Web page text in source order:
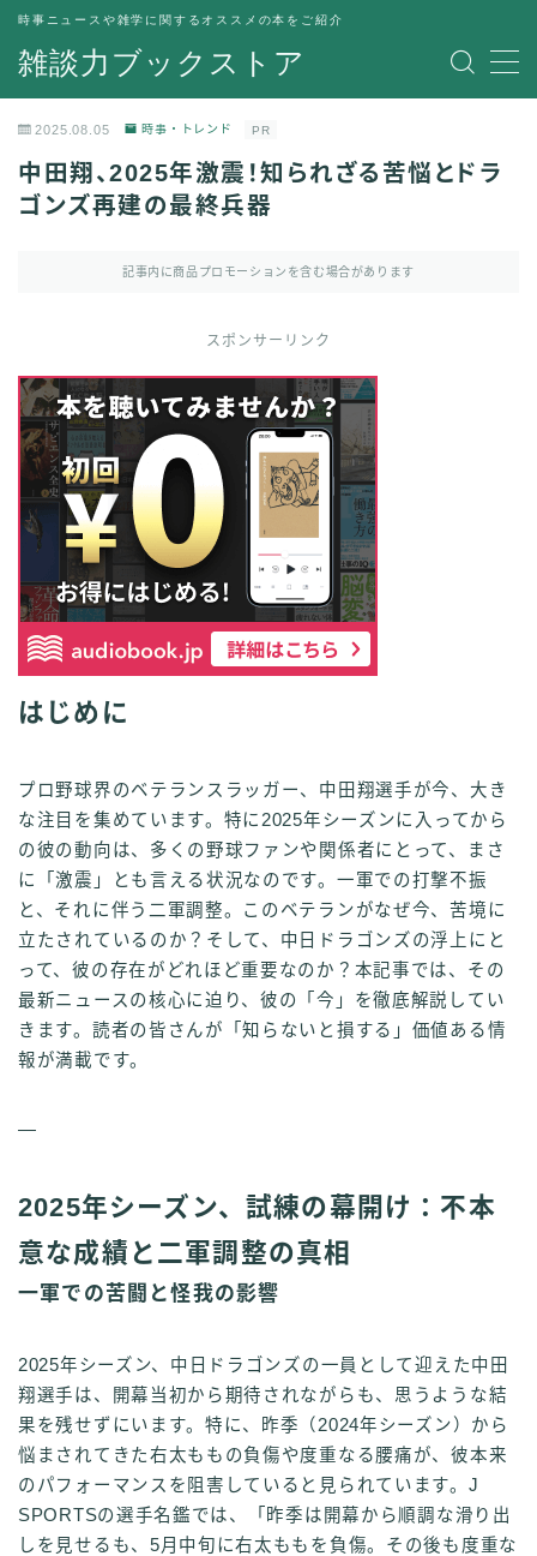
雑談力ブックストア
時事ニュースや雑学に関するオススメの本をご紹介
MENU
運営者情報
2025.08.05 時事・トレンド PR
中田翔、2025年激震！知られざる苦悩とドラ
ゴンズ再建の最終兵器
記事内に商品プロモーションを含む場合があります
スポンサーリンク
はじめに
プロ野球界のベテランスラッガー、中田翔選手が今、大き
な注目を集めています。特に2025年シーズンに入ってから
の彼の動向は、多くの野球ファンや関係者にとって、まさ
に「激震」とも言える状況なのです。一軍での打撃不振
と、それに伴う二軍調整。このベテランがなぜ今、苦境に
立たされているのか？そして、中日ドラゴンズの浮上にと
って、彼の存在がどれほど重要なのか？本記事では、その
最新ニュースの核心に迫り、彼の「今」を徹底解説してい
きます。読者の皆さんが「知らないと損する」価値ある情
報が満載です。
—
2025年シーズン、試練の幕開け：不本
意な成績と二軍調整の真相
一軍での苦闘と怪我の影響
2025年シーズン、中日ドラゴンズの一員として迎えた中田
翔選手は、開幕当初から期待されながらも、思うような結
果を残せずにいます。特に、昨季（2024年シーズン）から
悩まされてきた右太ももの負傷や度重なる腰痛が、彼本来
のパフォーマンスを阻害していると見られています。J
SPORTSの選手名鑑では、「昨季は開幕から順調な滑り出
しを見せるも、5月中旬に右太ももを負傷。その後も度重な